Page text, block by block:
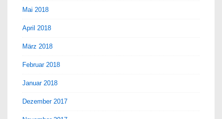
Mai 2018
April 2018
März 2018
Februar 2018
Januar 2018
Dezember 2017